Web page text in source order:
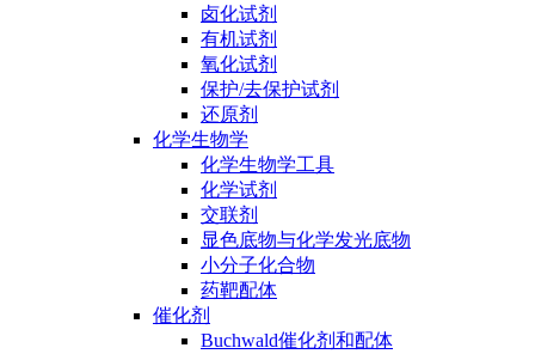
卤化试剂
有机试剂
氧化试剂
保护/去保护试剂
还原剂
化学生物学
化学生物学工具
化学试剂
交联剂
显色底物与化学发光底物
小分子化合物
药靶配体
催化剂
Buchwald催化剂和配体